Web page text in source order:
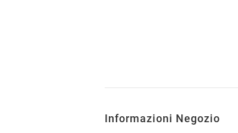
Informazioni Negozio